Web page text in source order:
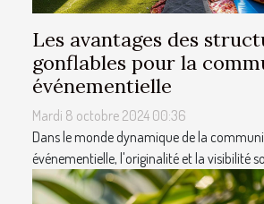
Les avantages des
gonflables pour la
événementielle
Mardi 8 octobre 2024 00:36
Dans le monde dynamique de la
événementielle, l'originalité et la visibilité